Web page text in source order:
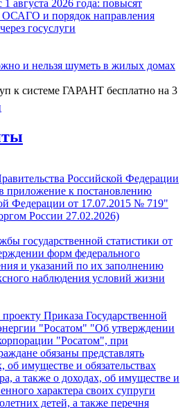
августа 2026 года: повысят
ОСАГО и порядок направления
госуслуги
и нельзя шуметь в жилых домах
к системе ГАРАНТ бесплатно на 3
Российской Федерации
приложение к постановлению
Федерации от 17.07.2015 № 719"
России 27.02.2026)
государственной статистики от
форм федерального
и указаний по их заполнению
наблюдения условий жизни
Приказа Государственной
"Росатом" "Об утверждении
"Росатом", при
обязаны представлять
об имуществе и обязательствах
а также о доходах, об имуществе и
характера своих супруги
детей, а также перечня